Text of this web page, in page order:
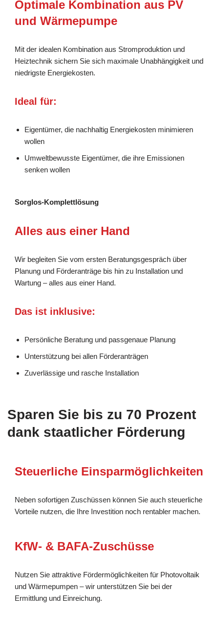
Optimale Kombination aus PV
und Wärmepumpe
Mit der idealen Kombination aus Stromproduktion und
Heiztechnik sichern Sie sich maximale Unabhängigkeit und
niedrigste Energiekosten.
Ideal für:
Eigentümer, die nachhaltig Energiekosten minimieren
wollen
Umweltbewusste Eigentümer, die ihre Emissionen
senken wollen
Sorglos-Komplettlösung
Alles aus einer Hand
Wir begleiten Sie vom ersten Beratungsgespräch über
Planung und Förderanträge bis hin zu Installation und
Wartung – alles aus einer Hand.
Das ist inklusive:
Persönliche Beratung und passgenaue Planung
Unterstützung bei allen Förderanträgen
Zuverlässige und rasche Installation
Sparen Sie bis zu 70 Prozent
dank staatlicher Förderung
Steuerliche Einsparmöglichkeiten
Neben sofortigen Zuschüssen können Sie auch steuerliche
Vorteile nutzen, die Ihre Investition noch rentabler machen.
KfW- & BAFA-Zuschüsse
Nutzen Sie attraktive Fördermöglichkeiten für Photovoltaik
und Wärmepumpen – wir unterstützen Sie bei der
Ermittlung und Einreichung.